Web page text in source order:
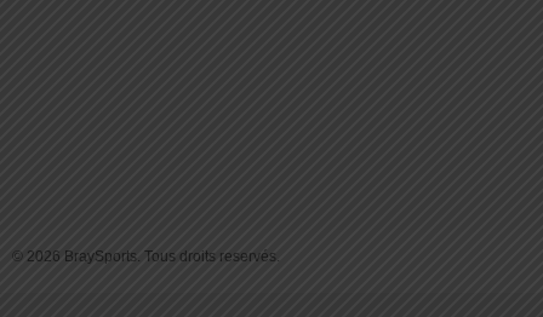
© 2026 BraySports. Tous droits reservés.